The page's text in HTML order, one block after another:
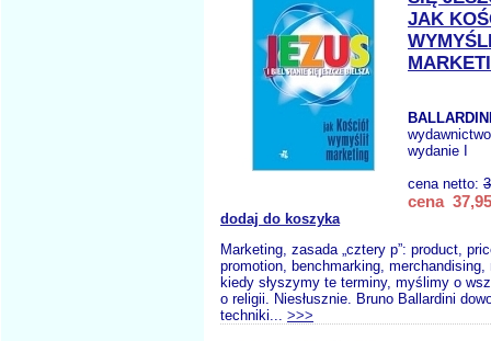
JAK
wydanie I
cena netto:
cena
dodaj do koszyka
Marketing, zasada „cztery p”: product,
promotion, benchmarking, merchandising,
kiedy słyszymy te terminy, myślimy o
o religii. Niesłusznie. Bruno Ballardini
techniki... >>>